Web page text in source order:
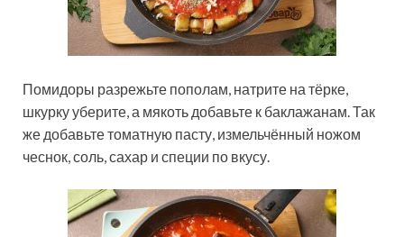
Помидоры разрежьте пополам, натрите на тёрке,
шкурку уберите, а мякоть добавьте к баклажанам. Так
же добавьте томатную пасту, измельчённый ножом
чеснок, соль, сахар и специи по вкусу.